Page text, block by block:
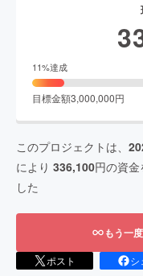
11%達成
目標金額3,000,000円
このプロジェクトは、
により 336,100円の資金
した
もう一
ポスト シ